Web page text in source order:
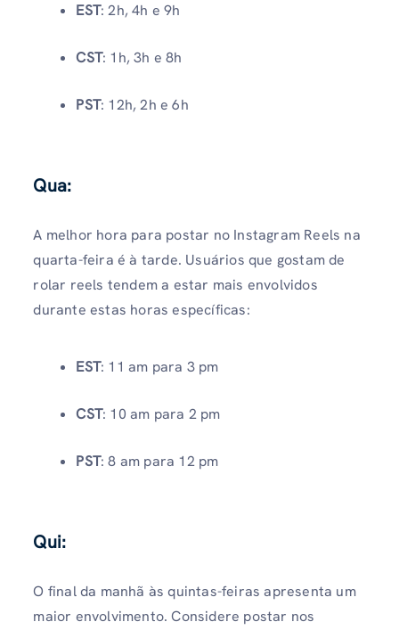
EST: 2h, 4h e 9h
CST: 1h, 3h e 8h
PST: 12h, 2h e 6h
Qua:
A melhor hora para postar no Instagram Reels na
quarta-feira é à tarde. Usuários que gostam de
rolar reels tendem a estar mais envolvidos
durante estas horas específicas:
EST: 11 am para 3 pm
CST: 10 am para 2 pm
PST: 8 am para 12 pm
Qui:
O final da manhã às quintas-feiras apresenta um
maior envolvimento. Considere postar nos